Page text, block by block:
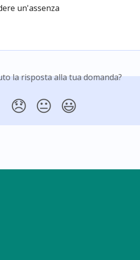
un'assenza
la risposta alla tua domanda?
😞 😐 😃